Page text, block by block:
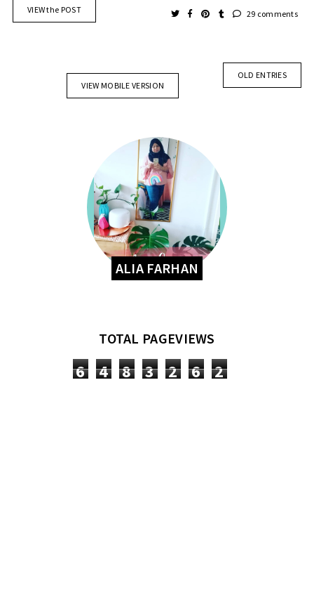
VIEW the POST 29 comments
OLD ENTRIES
VIEW MOBILE VERSION
ALIA FARHAN
TOTAL PAGEVIEWS
6 4 8 3 2 6 2